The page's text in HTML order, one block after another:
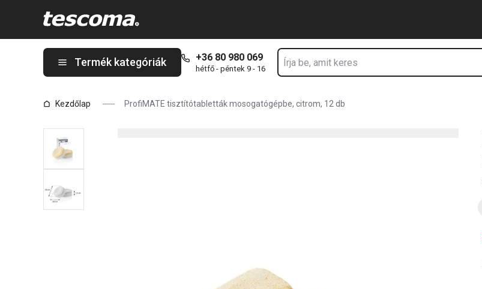
Termék kategóriák +36 80 980 069
hétfő - péntek 9 - 16
Kezdőlap ProfiMATE tisztítótabletták mosogatógépbe, citrom, 12 db